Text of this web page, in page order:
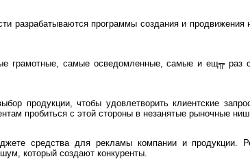
разрабатываются программы создания и продвижения
грамотные, самые осведомленные, самые и ещ╦ раз
продукции, чтобы удовлетворить клиентские
пробиться с этой стороны в незанятые рыночные
средства для рекламы компании и продукции.
который создают конкуренты.